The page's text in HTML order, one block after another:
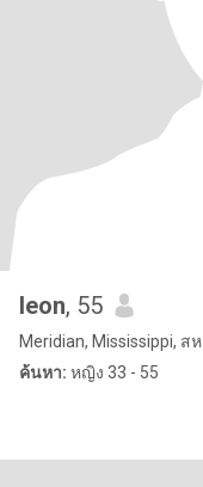
leon, 55
Meridian, Mississippi, ส
ค้นหา: หญิง 33 - 55